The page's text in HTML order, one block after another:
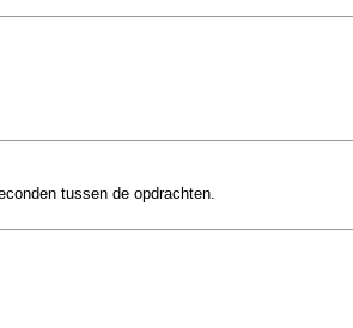
tussen de opdrachten.